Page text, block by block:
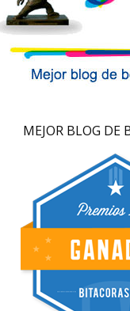
MEJOR BLOG DE